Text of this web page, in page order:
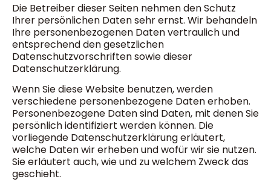
Die Betreiber dieser Seiten nehmen den Schutz
Ihrer persönlichen Daten sehr ernst. Wir behandeln
Ihre personenbezogenen Daten vertraulich und
entsprechend den gesetzlichen
Datenschutzvorschriften sowie dieser
Datenschutzerklärung.
Wenn Sie diese Website benutzen, werden
verschiedene personenbezogene Daten erhoben.
Personenbezogene Daten sind Daten, mit denen Sie
persönlich identifiziert werden können. Die
vorliegende Datenschutzerklärung erläutert,
welche Daten wir erheben und wofür wir sie nutzen.
Sie erläutert auch, wie und zu welchem Zweck das
geschieht.